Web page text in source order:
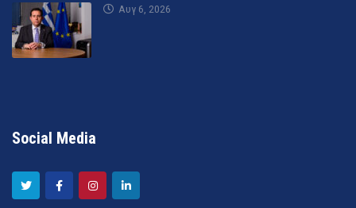
Αυγ 6, 2026
Social Media